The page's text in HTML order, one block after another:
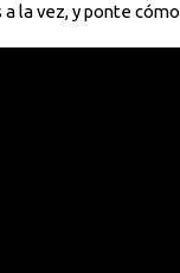
la vez, y ponte